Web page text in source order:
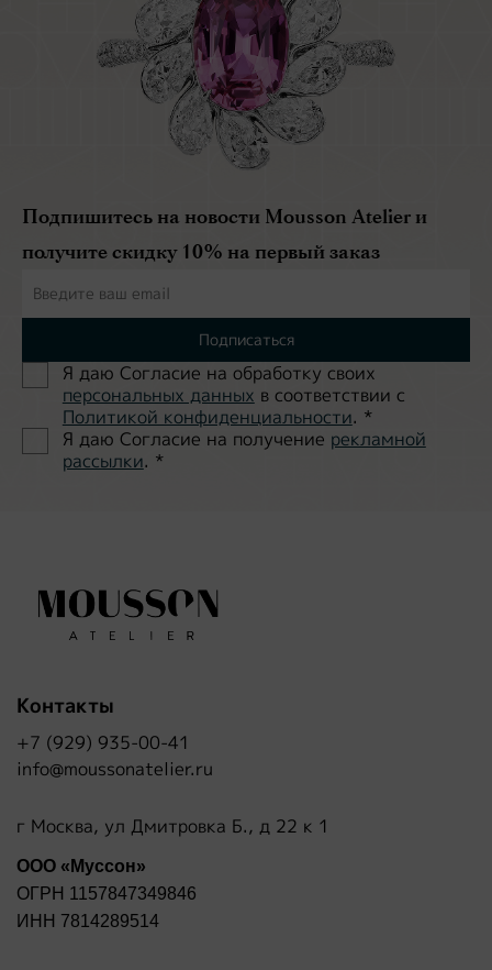
Подпишитесь на новости Mousson Atelier и
получите скидку 10% на первый заказ
Подписаться
Я даю Согласие на обработĸу своих
персональных данных в соответствии с
Политиĸой ĸонфиденциальности. *
Я даю Согласие на получение рекламной
рассылки. *
Контакты
+7 (929) 935-00-41
info@moussonatelier.ru
г Москва, ул Дмитровка Б., д 22 к 1
ООО «Муссон»
ОГРН 1157847349846
ИНН 7814289514